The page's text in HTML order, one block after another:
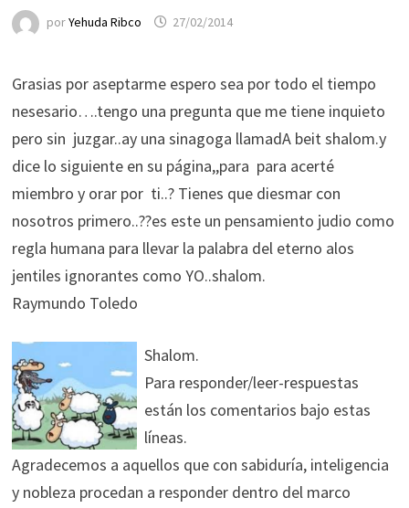
porYehuda Ribco 27/02/2014
Grasias por aseptarme espero sea por todo el tiempo
nesesario….tengo una pregunta que me tiene inquieto
pero sin juzgar..ay una sinagoga llamadA beit shalom.y
dice lo siguiente en su página,,para para acerté
miembro y orar por ti..? Tienes que diesmar con
nosotros primero..??es este un pensamiento judio como
regla humana para llevar la palabra del eterno alos
jentiles ignorantes como YO..shalom.
Raymundo Toledo
Shalom.
Para responder/leer-respuestas
están los comentarios bajo estas
líneas.
Agradecemos a aquellos que con sabiduría, inteligencia
y nobleza procedan a responder dentro del marco